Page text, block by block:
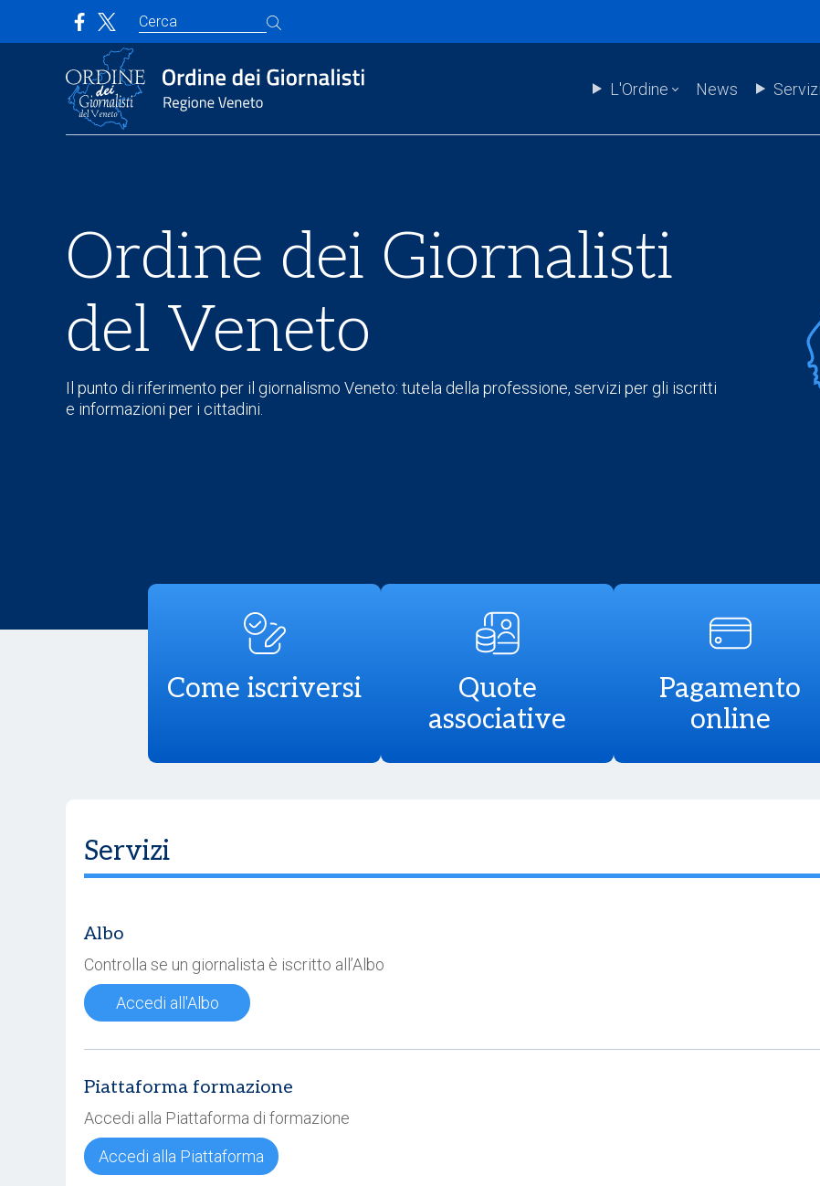
L'Ordine News Servizi
Ordine dei Giornalisti
del Veneto
Il punto di riferimento per il giornalismo Veneto: tutela della professione, servizi per gli iscritti
e informazioni per i cittadini.
Come iscriversi
Quote
associative
Pagamento
online
Servizi
Albo
Controlla se un giornalista è iscritto all’Albo
Accedi all'Albo
Piattaforma formazione
Accedi alla Piattaforma di formazione
Accedi alla Piattaforma